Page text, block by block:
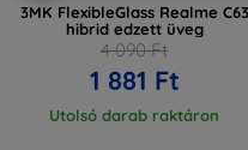
3MK FlexibleGlass Realme C63
hibrid edzett üveg
4 090 Ft
1 881 Ft
Utolsó darab raktáron